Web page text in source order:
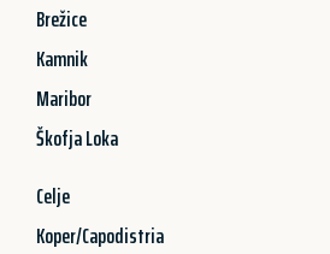
Brežice
Kamnik
Maribor
Škofja Loka
Celje
Koper/Capodistria